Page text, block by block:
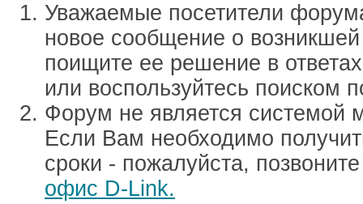
Уважаемые посетители
новое сообщение о
поищите ее решение в
или воспользуйтесь поиском
Форум не является системой
Если Вам необходимо
сроки - пожалуйста,
офис D-Link.